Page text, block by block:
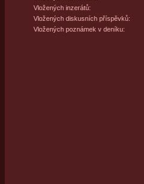
Vložených inzerátů:
Vložených diskusních příspěvků:
Vložených poznámek v deníku: